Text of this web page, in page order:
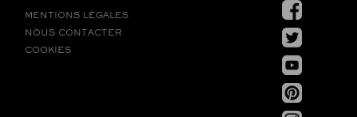
MENTIONS LÉGALES
NOUS CONTACTER
COOKIES